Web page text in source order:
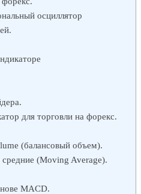
осциллятор
для торговли на форекс.
(балансовый объем).
(Moving Average).
MACD.